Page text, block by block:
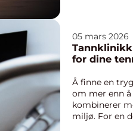
05 mars 2026
Tannklinikk stavanger
for dine
Å finne en
om mer enn
kombinerer
miljø. For en